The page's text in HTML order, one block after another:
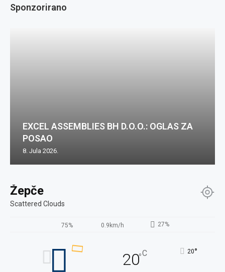
Žepče
Scattered Clouds
75% 0.9km/h 27%
20°C 20°
Sponzorirano
EXCEL ASSEMBLIES BH D.O.O.: OGLAS ZA
POSAO
8. Jula 2026.